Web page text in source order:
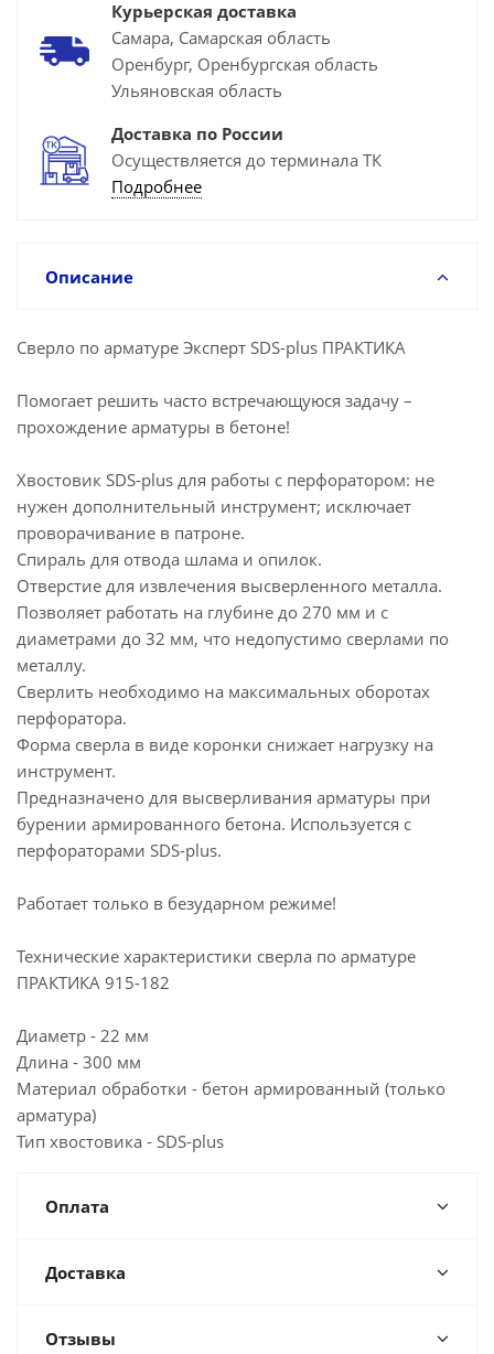
Курьерская доставка
Самара, Самарская область
Оренбург, Оренбургская область
Ульяновская область
Доставка по России
Осуществляется до терминала ТК
Подробнее
Описание
Сверло по арматуре Эксперт SDS-plus ПРАКТИКА
Помогает решить часто встречающуюся задачу –
прохождение арматуры в бетоне!
Хвостовик SDS-plus для работы с перфоратором: не
нужен дополнительный инструмент; исключает
проворачивание в патроне.
Спираль для отвода шлама и опилок.
Отверстие для извлечения высверленного металла.
Позволяет работать на глубине до 270 мм и с
диаметрами до 32 мм, что недопустимо сверлами по
металлу.
Сверлить необходимо на максимальных оборотах
перфоратора.
Форма сверла в виде коронки снижает нагрузку на
инструмент.
Предназначено для высверливания арматуры при
бурении армированного бетона. Используется с
перфораторами SDS-plus.
Работает только в безударном режиме!
Технические характеристики сверла по арматуре
ПРАКТИКА 915-182
Диаметр - 22 мм
Длина - 300 мм
Материал обработки - бетон армированный (только
арматура)
Тип хвостовика - SDS-plus
Оплата
Доставка
Отзывы